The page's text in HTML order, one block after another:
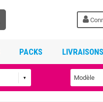
PACKS LIVRAISONS